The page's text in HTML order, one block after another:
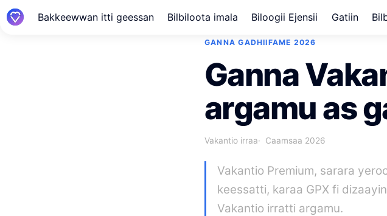
Bakkeewwan itti geessan Bilbiloota imala Biloogii Ejensii Gatiin
GANNA GADHIIFAME 2026
Ganna
argamu as
Vakantio irraa Caamsaa 2026
Vakantio Premium, sarara
keessatti, karaa GPX fi
Vakantio irratti argamu.